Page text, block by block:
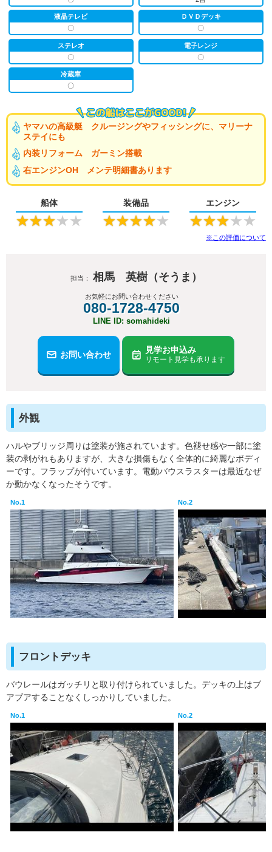
液晶テレビ
〇
ＤＶＤデッキ
〇
ステレオ
〇
電子レンジ
〇
冷蔵庫
〇
ヤマハの高級艇 クルージングやフィッシングに、マリーナ
ステイにも
内装リフォーム ガーミン搭載
右エンジンOH メンテ明細書あります
船体
★★★★★
装備品
★★★★★
エンジン
★★★★★
※この評価について
担当： 相馬 英樹（そうま）
お気軽にお問い合わせください
080-1728-4750
LINE ID: somahideki
お問い合わせ 見学お申込み
リモート見学も承ります
外観
ハルやブリッジ周りは塗装が施されています。色褪せ感や一部に塗
装の剥がれもありますが、大きな損傷もなく全体的に綺麗なボディ
ーです。フラップが付いています。電動バウスラスターは最近なぜ
か動かなくなったそうです。
No.1 No.2
フロントデッキ
バウレールはガッチリと取り付けられていました。デッキの上はブ
アブアすることなくしっかりしていました。
No.1 No.2